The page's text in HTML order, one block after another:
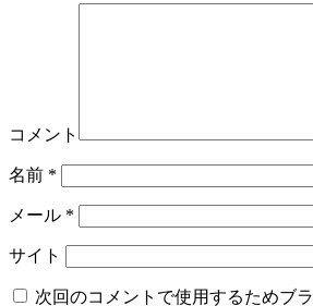
コメント
名前 *
メール *
サイト
次回のコメントで使用するためブ